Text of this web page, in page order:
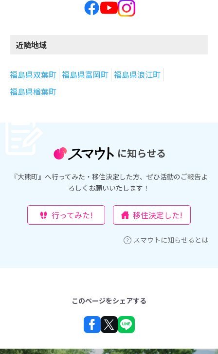
近隣地域
福島県双葉町 福島県富岡町 福島県浪江町
福島県楢葉町
に知らせる
『大熊町』へ行ってみた・移住決定した方、ぜひ活動のご報告よ
ろしくお願いいたします！
行ってみた! 移住決定した!
スマウトに知らせるとは
このページをシェアする